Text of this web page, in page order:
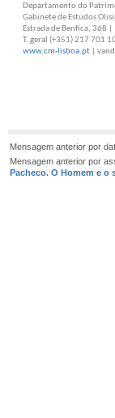
Departamento do
Gabinete de Estudos
Estrada de Benfica, 368 |
T. geral (+351) 217 701
www.cm-lisboa.pt |
Mensagem anterior por
Mensagem anterior por
Pacheco. O Homem e o